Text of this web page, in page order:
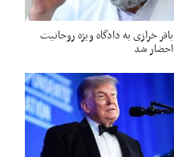
باقر خرازی به دادگاه ویژه روحانیت
احضار شد